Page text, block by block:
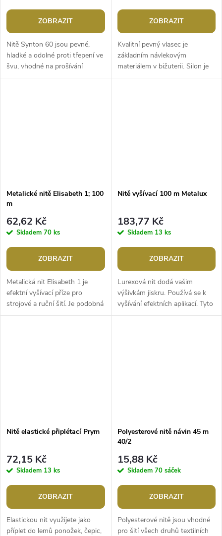
ZOBRAZIT
Nitě Synton 60 jsou pevné,
hladké a odolné proti třepení ve
švu, vhodné na prošívání
koženky. Využijete je na šití
ZOBRAZIT
Kvalitní pevný vlasec je
základním návlekovým
materiálem v bižuterii. Silon je
vhodný na klasické navlékání
Metalické nitě Elisabeth 1; 100
m
62,62 Kč
Skladem 70 ks
ZOBRAZIT
Metalická nit Elisabeth 1 je
efektní vyšívací příze pro
strojové a ruční šití. Je podobná
niti Titolo, která se již nevyrábí.
Nitě vyšívací 100 m Metalux
183,77 Kč
Skladem 13 ks
ZOBRAZIT
Lurexová nit dodá vašim
výšivkám jiskru. Používá se k
vyšívání efektních aplikací. Tyto
nitě jsou vhodné pro ruční
Nitě elastické připlétací Prym
72,15 Kč
Skladem 13 ks
ZOBRAZIT
Elastickou nit využijete jako
příplet do lemů ponožek, čepic,
Polyesterové nitě návin 45 m
40/2
15,88 Kč
Skladem 70 sáček
ZOBRAZIT
Polyesterové nitě jsou vhodné
pro šití všech druhů textilních